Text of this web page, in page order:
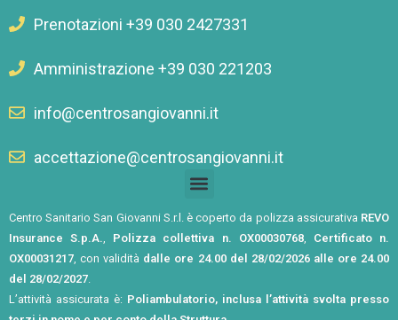
Prenotazioni +39 030 2427331
Amministrazione +39 030 221203
info@centrosangiovanni.it
accettazione@centrosangiovanni.it
Centro Sanitario San Giovanni S.r.l. è coperto da polizza assicurativa REVO
Insurance S.p.A.
Polizza collettiva n. OX00030768, Certificato n.
OX00031217 , con validità dalle ore 24.00 del 28/02/2026 alle ore 24.00
del 28/02/2027
L’attività assicurata è: Poliambulatorio, inclusa l’attività svolta presso